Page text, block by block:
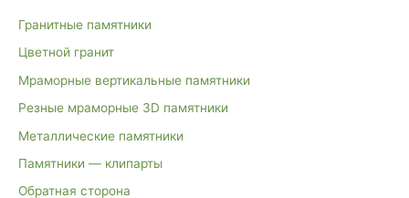
Гранитные памятники
Цветной гранит
Мраморные вертикальные памятники
Резные мраморные 3D памятники
Металлические памятники
Памятники — клипарты
Обратная сторона